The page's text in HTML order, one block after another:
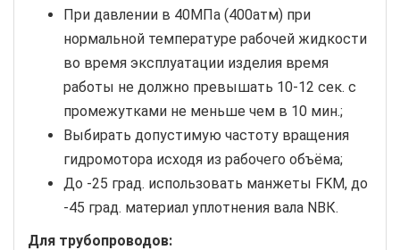
При давлении в 40МПа (400атм) при
нормальной температуре рабочей жидкости
во время эксплуатации изделия время
работы не должно превышать 10-12 сек. с
промежутками не меньше чем в 10 мин.;
Выбирать допустимую частоту вращения
гидромотора исходя из рабочего объёма;
До -25 град. использовать манжеты FKM, до
-45 град. материал уплотнения вала NBК.
Для трубопроводов: